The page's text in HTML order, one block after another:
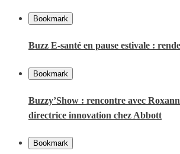
Bookmark
Buzz E-santé en pause estivale :
Bookmark
Buzzy’Show : rencontre avec
directrice innovation chez Abbott
Bookmark